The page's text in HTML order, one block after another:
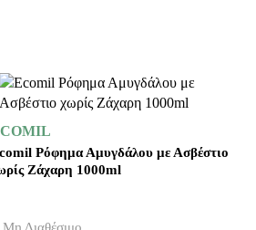
Ρόφημα Αμυγδάλου με Ασβέστιο
Ζάχαρη 1000ml